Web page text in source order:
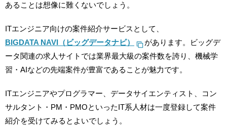
あることは想像に難くないでしょう。
ITエンジニア向けの案件紹介サービスとして、
BIGDATA NAVI（ビッグデータナビ）
があります。ビッグデ
ータ関連の求人サイトでは業界最大級の案件数を誇り、機械学
習・AIなどの先端案件が豊富であることが魅力です。
ITエンジニアやプログラマー、データサイエンティスト、コン
サルタント・PM・PMOといったIT系人材は一度登録して案件
紹介を受けてみるとよいでしょう。